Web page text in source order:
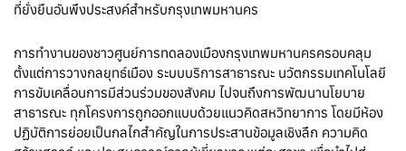
ที่ยั่งยืนอันพึงประสงค์สำหรับกรุงเทพมหานคร
การทำงานของชาวศูนย์การทดลองเมืองกรุงเทพมหานครครอบคลุม
ตั้งแต่การวางกลยุทธ์เมือง ระบบบริการสาธารณะ นวัตกรรมเทคโนโลยี
การขับเคลื่อนการมีส่วนร่วมของสังคม ไปจนถึงการพัฒนานโยบาย
สาธารณะ ทุกโครงการถูกออกแบบด้วยแนวคิดสหวิทยาการ โดยมีห้อง
ปฏิบัติการย่อยเป็นกลไกสำคัญในการประสานข้อมูลเชิงลึก ความคิด